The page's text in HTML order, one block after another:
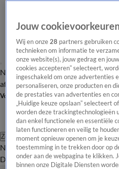
Nieuws van de DagOpinie van de
afleveringVideo's Nieuws van de
Volg Nieuws van de Dag
Zoeken
Nieuws van de DagOpinie van de
Dag
Video'sUitzendingen Podcast
Jouw
Wij en onze28 partners gebruiken
technieken om informatie te
onze website(s), jouw gedrag en
cookies accepteren” selecteert,
ingeschakeld om onze advertenties
personaliseren, onze producten en
de prestaties van advertenties en
„Huidige keuze opslaan” selecteert
worden deze trackingtechnologieën
dan enkel functionele en essentiële
laten functioneren en veilig te
moment opnieuw openen om je
toestemming in te trekken door op
onder aan de webpagina te klikken.
binnen onze Digitale Diensten